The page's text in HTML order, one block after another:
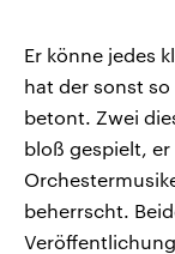
Er könne jedes
hat der sonst
betont. Zwei
bloß gespielt,
beherrscht.